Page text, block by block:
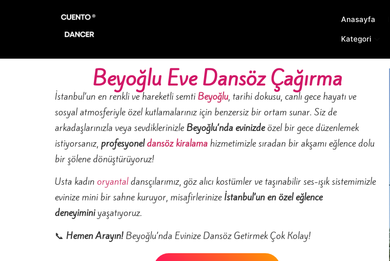
Anasayfa
Kategori
Beyoğlu Eve Dansöz Çağırma
İstanbul’un en renkli ve hareketli semtiBeyoğlu, tarihi dokusu, canlı gece hayatı ve
sosyal atmosferiyle özel kutlamalarınız için benzersiz bir ortam sunar. Siz de
arkadaşlarınızla veya sevdiklerinizle Beyoğlu’nda evinizdeözel bir gece düzenlemek
istiyorsanız, profesyoneldansöz kiralama hizmetimizle sıradan bir akşamı eğlence dolu
bir şölene dönüştürüyoruz!
Usta kadın oryantaldansçılarımız, göz alıcı kostümler ve taşınabilir ses-ışık sistemimizle
evinize mini bir sahne kuruyor, misafirlerinize İstanbul’un en özel eğlence
deneyiminiyaşatıyoruz.
📞 Hemen Arayın!Beyoğlu’nda Evinize Dansöz Getirmek Çok Kolay!